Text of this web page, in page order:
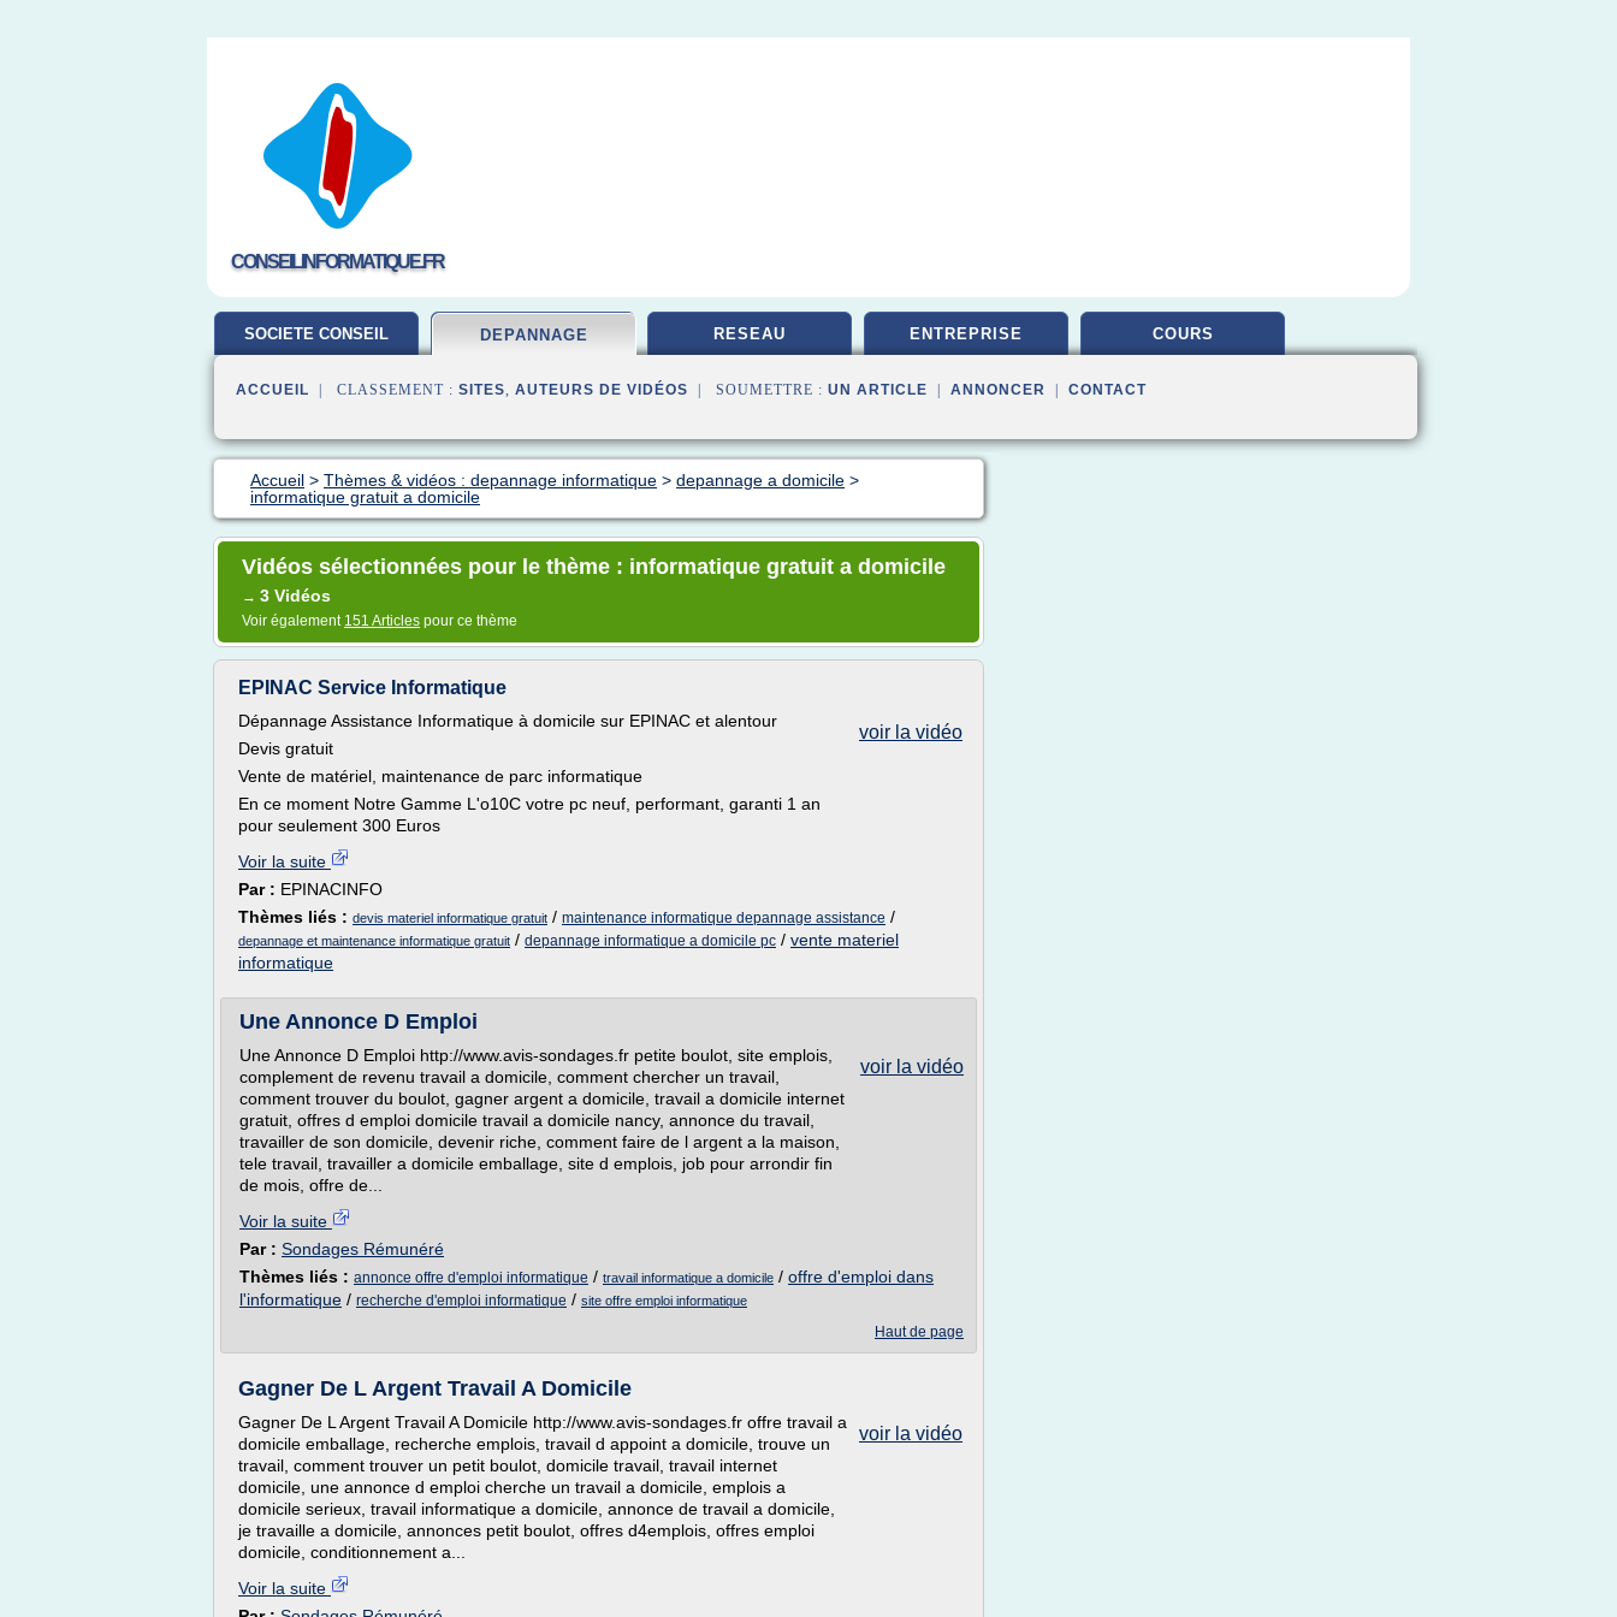
CONSEILINFORMATIQUE.FR
SOCIETE CONSEIL DEPANNAGE RESEAU ENTREPRISE COURS
ACCUEIL | CLASSEMENT : SITES, AUTEURS DE VIDÉOS | SOUMETTRE : UN ARTICLE ANNONCER CONTACT
Accueil > Thèmes & vidéos : depannage informatique > depannage a domicile >
informatique gratuit a domicile
Vidéos sélectionnées pour le thème : informatique gratuit a domicile
→ 3 Vidéos
Voir également 151 Articles pour ce thème
EPINAC Service Informatique
voir la vidéo
Dépannage Assistance Informatique à domicile sur EPINAC et alentour
Devis gratuit
Vente de matériel, maintenance de parc informatique
En ce moment Notre Gamme L'o10C votre pc neuf, performant, garanti 1 an
pour seulement 300 Euros
Voir la suite
Par : EPINACINFO
Thèmes liés : devis materiel informatique gratuit / maintenance informatique depannage assistance /
depannage et maintenance informatique gratuit / depannage informatique a domicile pc / vente materiel
informatique
Une Annonce D Emploi
voir la vidéo
Une Annonce D Emploi http://www.avis-sondages.fr petite boulot, site emplois,
complement de revenu travail a domicile, comment chercher un travail,
comment trouver du boulot, gagner argent a domicile, travail a domicile internet
gratuit, offres d emploi domicile travail a domicile nancy, annonce du travail,
travailler de son domicile, devenir riche, comment faire de l argent a la maison,
tele travail, travailler a domicile emballage, site d emplois, job pour arrondir fin
de mois, offre de...
Voir la suite
Par : Sondages Rémunéré
Thèmes liés : annonce offre d'emploi informatique / travail informatique a domicile / offre d'emploi dans
l'informatique / recherche d'emploi informatique / site offre emploi informatique
Haut de page
Gagner De L Argent Travail A Domicile
voir la vidéo
Gagner De L Argent Travail A Domicile http://www.avis-sondages.fr offre travail a
domicile emballage, recherche emplois, travail d appoint a domicile, trouve un
travail, comment trouver un petit boulot, domicile travail, travail internet
domicile, une annonce d emploi cherche un travail a domicile, emplois a
domicile serieux, travail informatique a domicile, annonce de travail a domicile,
je travaille a domicile, annonces petit boulot, offres d4emplois, offres emploi
domicile, conditionnement a...
Voir la suite